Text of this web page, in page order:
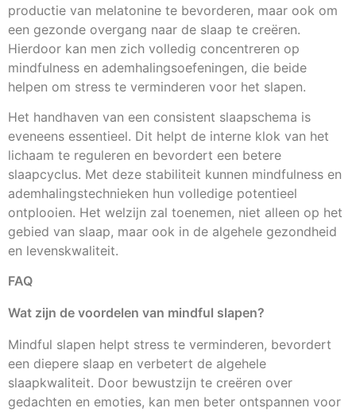
productie van melatonine te bevorderen, maar ook om
een gezonde overgang naar de slaap te creëren.
Hierdoor kan men zich volledig concentreren op
mindfulness en ademhalingsoefeningen, die beide
helpen om stress te verminderen voor het slapen.
Het handhaven van een consistent slaapschema is
eveneens essentieel. Dit helpt de interne klok van het
lichaam te reguleren en bevordert een betere
slaapcyclus. Met deze stabiliteit kunnen mindfulness en
ademhalingstechnieken hun volledige potentieel
ontplooien. Het welzijn zal toenemen, niet alleen op het
gebied van slaap, maar ook in de algehele gezondheid
en levenskwaliteit.
FAQ
Wat zijn de voordelen van mindful slapen?
Mindful slapen helpt stress te verminderen, bevordert
een diepere slaap en verbetert de algehele
slaapkwaliteit. Door bewustzijn te creëren over
gedachten en emoties, kan men beter ontspannen voor